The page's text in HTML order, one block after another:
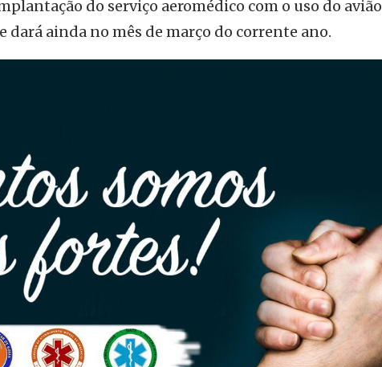
do serviço aeromédico com o uso do avião
dará ainda no mês de março do corrente ano.